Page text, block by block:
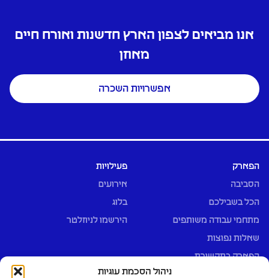
ניהול הסכמת עוגיות
אנו מביאים לצפון הארץ חדשנות ואורח חיים
מאוזן
אפשרויות השכרה
הפארק
הסביבה
הכל בשבילכם
מתחמי עבודה משותפים
שאלות נפוצות
הפארק בתקשורת
פעילויות
אירועים
בלוג
הירשמו לניוזלטר